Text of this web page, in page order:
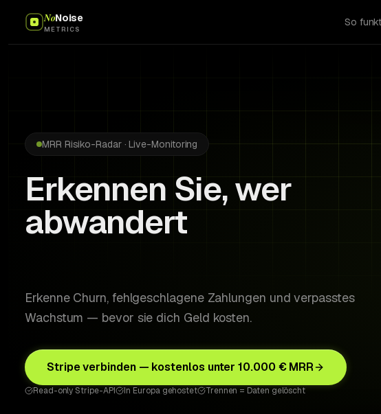
NoNoise
METRICS
So
MRR Risiko-Radar · Live-Monitoring
Erkennen Sie, wer
abwandert
Erkenne Churn, fehlgeschlagene Zahlungen und verpasstes
Wachstum — bevor sie dich Geld kosten.
Stripe verbinden — kostenlos unter 10.000 € MRR
Read-only Stripe-API In Europa gehostet Trennen = Daten gelöscht